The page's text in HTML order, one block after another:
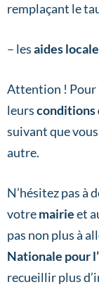
remplaçant le
– lesaides
Attention ! Pour
leursconditions
suivant que
autre.
N’hésitez pas à
votremairieet
pas non plus à
Nationale pour
recueillir plus